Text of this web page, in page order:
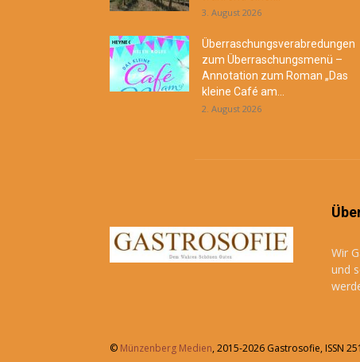
3. August 2026
Überraschungsverabredungen
zum Überraschungsmenü –
Annotation zum Roman „Das
kleine Café am...
2. August 2026
Wir
und
© Münzenberg Medien, 2015-2026 Gastrosofie, ISSN